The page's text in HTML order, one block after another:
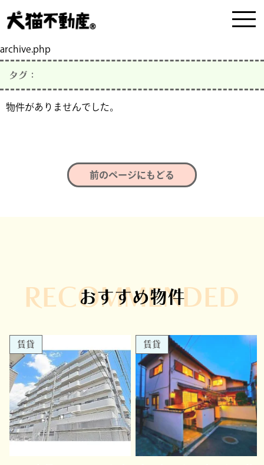
archive.php
タグ：
物件がありませんでした。
前のページにもどる
RECOMMENDED
おすすめ物件
賃貸 賃貸